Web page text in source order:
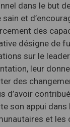
dans le but
sain et
des
désigne de
sur le
leur
des
d’avoir
son appui
et les